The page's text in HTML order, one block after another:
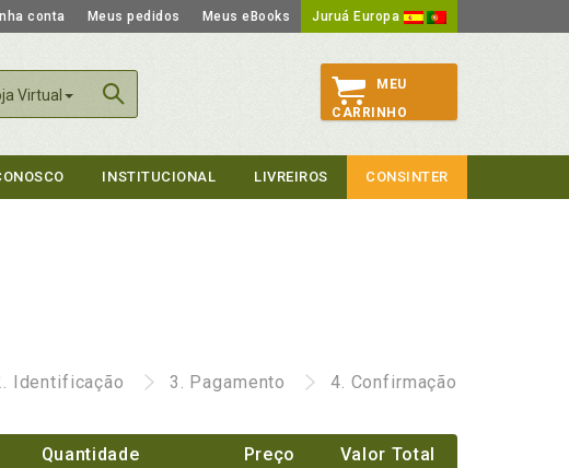
conta Meus pedidos Meus eBooks Juruá Europa
Virtual
MEU
CARRINHO
INSTITUCIONAL LIVREIROS CONSINTER
Identificação 3. Pagamento 4. Confirmação
Quantidade Preço Valor Total